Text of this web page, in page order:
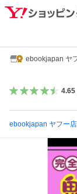
ebookjapan ヤ
4.65
ebookjapan ヤフー店